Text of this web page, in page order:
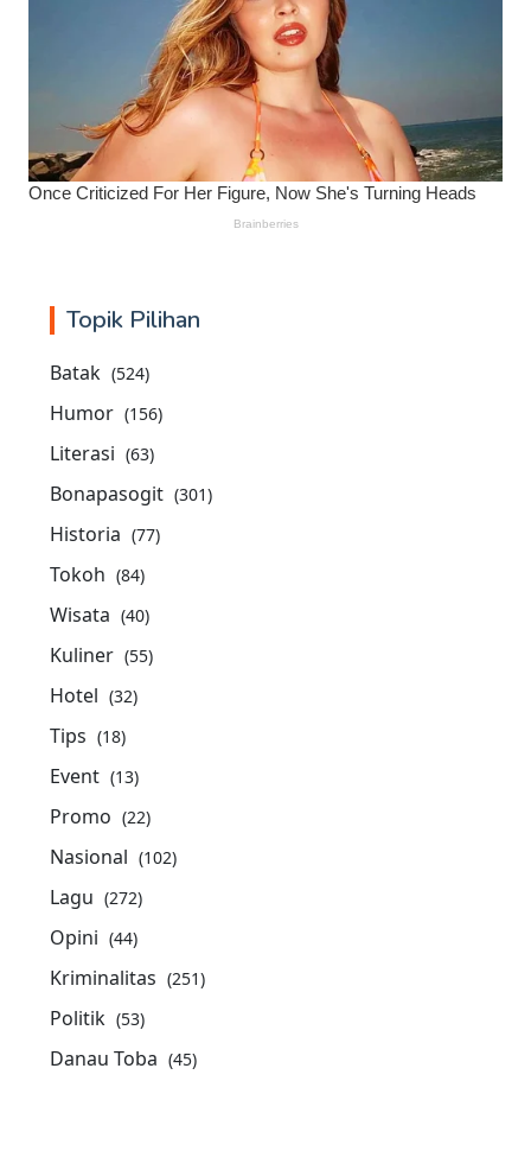
Topik Pilihan
Batak (524)
Humor (156)
Literasi (63)
Bonapasogit (301)
Historia (77)
Tokoh (84)
Wisata (40)
Kuliner (55)
Hotel (32)
Tips (18)
Event (13)
Promo (22)
Nasional (102)
Lagu (272)
Opini (44)
Kriminalitas (251)
Politik (53)
Danau Toba (45)